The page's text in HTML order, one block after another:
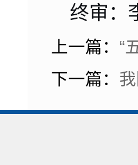
终审：
上一篇： “
下一篇：